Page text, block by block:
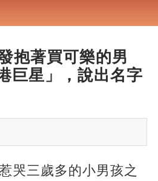
抱著買可樂的男
巨星」，說出名字
哭三歲多的小男孩之